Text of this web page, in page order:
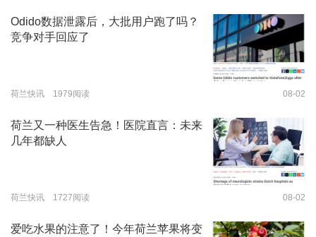
Odido数据泄露后，大批用户跑了吗？
竞争对手回应了
荷兰快讯 1979阅读 08-02
荷兰又一种医生告急！医院直言：未来
几年都缺人
荷兰快讯 1727阅读 08-02
爱吃水果的注意了！今年荷兰苹果将变